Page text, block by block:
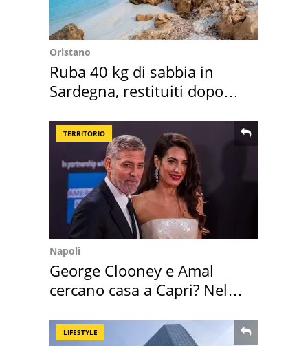
Oristano
Ruba 40 kg di sabbia in
Sardegna, restituiti dopo
TERRITORIO
Napoli
George Clooney e Amal
cercano casa a Capri? Nel
LIFESTYLE